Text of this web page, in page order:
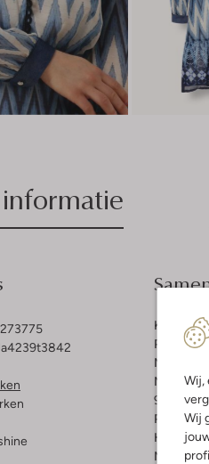
Wij,
Wij
273775
Kleur:
Patroon:
Materiaal:
99%
Pasvorm:
Halslijn: